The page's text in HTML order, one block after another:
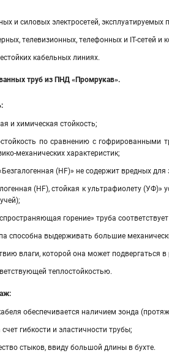
и силовых электросетей,
телевизионных, телефонных и IT-сетей и
кабельных линиях.
труб из ПНД «Промрукав».
и химическая стойкость;
по сравнению с гофрированными
механических характеристик;
(HF)» не содержит вредных
(HF), стойкая к ультрафиолету
горение» труба
способна выдерживать большие
влаги, которой она может подвергаться
теплостойкостью.
обеспечивается наличием зонда
гибкости и эластичности трубы;
стыков, ввиду большой длины в бухте.